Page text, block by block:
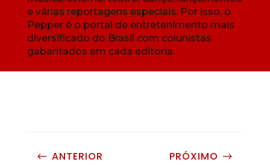
e várias reportagens especiais. Por isso, o
Pepper é o portal de entretenimento mais
diversificado do Brasil com colunistas
gabaritados em cada editoria.
# ANTERIOR PRÓXIMO $